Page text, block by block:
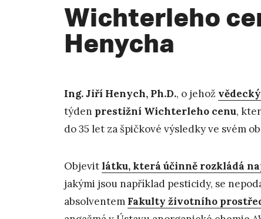
Wichterleho
Henycha
Ing. Jiří Henych, Ph.D., o jehož
týden prestižní Wichterleho cenu,
do 35 let za špičkové výsledky ve svém
Objevitlátku, která účinně rozkládá
jakými jsou například pesticidy, se
absolventem Fakulty životního